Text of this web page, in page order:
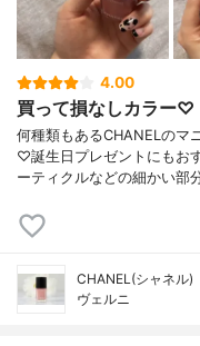
4.00
買って損なしカラー♡
何種類もあるCHANELのマ
♡誕生日プレゼントにもお
ーティクルなどの細かい部
CHANEL(シャネル)
ヴェルニ